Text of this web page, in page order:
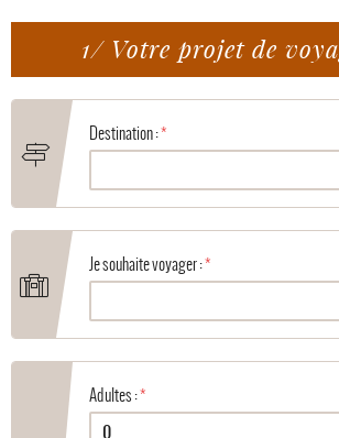
1/ Votre projet de
Destination :
Je souhaite voyager :
Adultes :